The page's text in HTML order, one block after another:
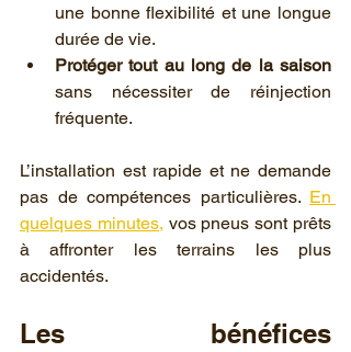
une bonne flexibilité et une longue
durée de vie.
Protéger tout au long de la saison
sans nécessiter de réinjection
fréquente.
L’installation est rapide et ne demande
pas de compétences particulières. En
quelques minutes, vos pneus sont prêts
à affronter les terrains les plus
accidentés.
Les bénéfices